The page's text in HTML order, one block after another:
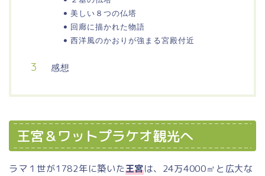
美しい８つの仏塔
回廊に描かれた物語
西洋風のかおりが強まる宮殿付近
感想
王宮＆ワットプラケオ観光へ
ラマ１世が1782年に築いた王宮は、24万4000㎡と広大な